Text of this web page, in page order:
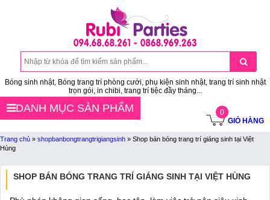
Bóng sinh nhật, Bóng trang trí phòng cưới, phụ kiện sinh nhật, trang trí sinh nhật
trọn gói, in chibi, trang trí tiệc đầy tháng...
0
GIỎ HÀNG
DANH MỤC SẢN PHẨM
Trang chủ » shopbanbongtrangtrigiangsinh » Shop bán bóng trang trí giáng sinh tại Việt
Hùng
SHOP BÁN BÓNG TRANG TRÍ GIÁNG SINH TẠI VIỆT HÙNG